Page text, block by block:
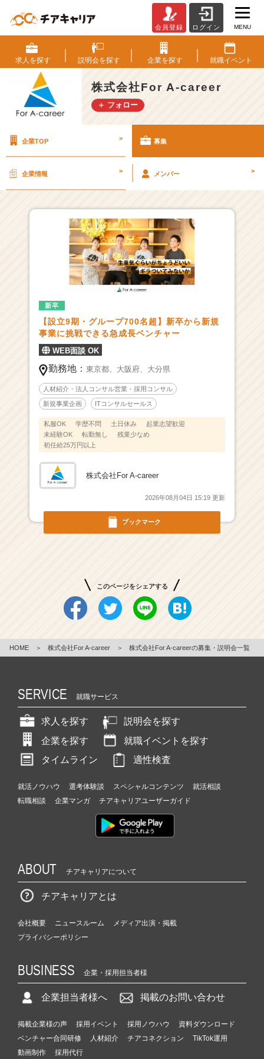
式
会
社
F
o
r
a
e
r
の
採
用/
求
人
一
挑
戦
を
当
た
前
に、
2
0
で
業
拓
く
急
長
ベ
企
業
業
に
も
戦
ン
ャ
成
か
ス
ウ
ト
会員登録 ログイン MENU
求人を探す 説明会を探す 企業を探す 就職イベント
株式会社For A-career
＋ フォロー
企業TOP > 募集
企業情報 > メンバー >
ブックマーク
新卒
【設立9期・グループ700名超】新卒から新規
事業に挑戦できる急成長ベンチャー
WEB面談 OK
勤務地： 東京都、 大阪府、 大分県
人材紹介・法人コンサル営業・採用コンサル
新規事業企画 ITコンサルセールス
私服OK 学歴不問 土日休み
起業志望歓迎
未経験OK
転勤無し
残業少なめ
初任給25万円以上
株式会社For A-career
2026年08月04日 15:19 更新
このページをシェアする
HOME ＞ 株式会社For A-career ＞ 株式会社For A-careerの募集・説明会一覧
SERVICE 就職サービス
求人を探す
説明会を探す
企業を探す
就職イベントを探す
タイムライン
適性検査
就活ノウハウ 選考体験談 スペシャルコンテンツ
就活相談
転職相談
企業マンガ チアキャリアユーザーガイド
ABOUT チアキャリアについて
チアキャリアとは
会社概要 ニュースルーム
メディア出演・掲載
プライバシーポリシー
BUSINESS 企業・採用担当者様
企業担当者様へ 掲載のお問い合わせ
掲載企業様の声 採用イベント 採用ノウハウ
資料ダウンロード
ベンチャー合同研修
人材紹介 チアコネクション
TikTok運用
動画制作
採用代行